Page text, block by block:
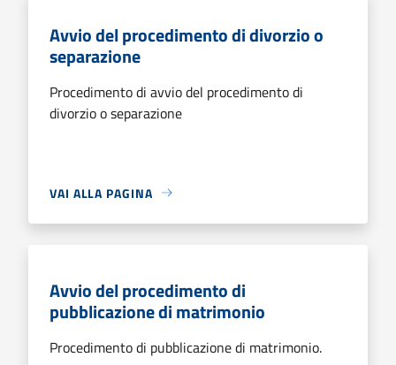
Avvio del procedimento di divorzio o
separazione
Procedimento di avvio del procedimento di
divorzio o separazione
VAI ALLA PAGINA
Avvio del procedimento di
pubblicazione di matrimonio
Procedimento di pubblicazione di matrimonio.